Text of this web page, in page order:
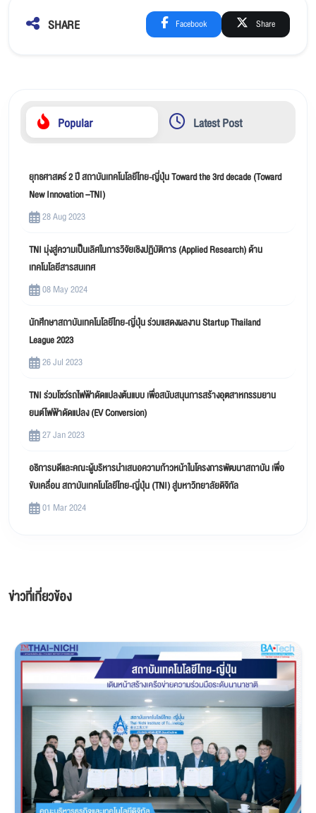
SHARE Facebook Share
Popular Latest Post
ยุทธศาสตร์ 2 ปี สถาบันเทคโนโลยีไทย-ญี่ปุ่น Toward the 3rd decade (Toward
New Innovation –TNI)
28 Aug 2023
TNI มุ่งสู่ความเป็นเลิศในการวิจัยเชิงปฏิบัติการ (Applied Research) ด้าน
เทคโนโลยีสารสนเทศ
08 May 2024
นักศึกษาสถาบันเทคโนโลยีไทย-ญี่ปุ่น ร่วมแสดงผลงาน Startup Thailand
League 2023
26 Jul 2023
TNI ร่วมโชว์รถไฟฟ้าดัดแปลงต้นแบบ เพื่อสนับสนุนการสร้างอุตสาหกรรมยาน
ยนต์ไฟฟ้าดัดแปลง (EV Conversion)
27 Jan 2023
อธิการบดีและคณะผู้บริหารนำเสนอความก้าวหน้าในโครงการพัฒนาสถาบัน เพื่อ
ขับเคลื่อน สถาบันเทคโนโลยีไทย-ญี่ปุ่น (TNI) สู่มหาวิทยาลัยดิจิทัล
01 Mar 2024
ข่าวที่เกี่ยวข้อง